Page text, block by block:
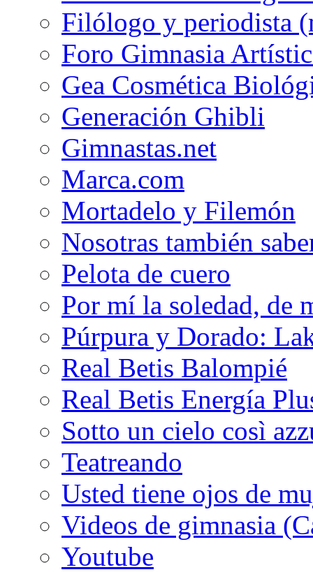
Filólogo y periodista
Foro Gimnasia
Gea Cosmética
Generación Ghibli
Gimnastas.net
Marca.com
Mortadelo y Filemón
Nosotras también
Pelota de cuero
Por mí la soledad, de
Púrpura y Dorado:
Real Betis Balompié
Real Betis Energía
Sotto un cielo così
Teatreando
Usted tiene ojos de
Videos de gimnasia
Youtube